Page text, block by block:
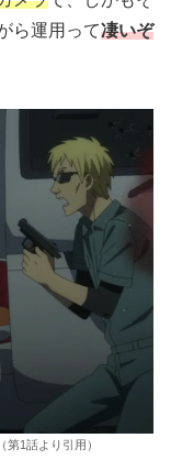
ら運用って凄いぞ
（第1話より引用）